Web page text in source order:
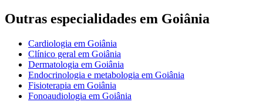
Outras especialidades em Goiânia
Cardiologia em Goiânia
Clínico geral em Goiânia
Dermatologia em Goiânia
Endocrinologia e metabologia em Goiânia
Fisioterapia em Goiânia
Fonoaudiologia em Goiânia